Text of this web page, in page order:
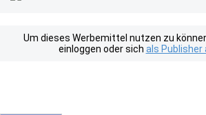
Um dieses Werbemittel nutzen zu
einloggen oder sich als Publisher